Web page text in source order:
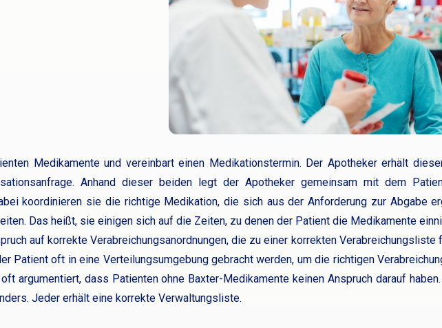
Medikamente und vereinbart einen Medikationstermin. Der Apotheker erhält
Anhand dieser beiden legt der Apotheker gemeinsam mit dem
koordinieren sie die richtige Medikation, die sich aus der Anforderung zur Abgabe
Das heißt, sie einigen sich auf die Zeiten, zu denen der Patient die Medikamente
auf korrekte Verabreichungsanordnungen, die zu einer korrekten Verabreichungsliste
Patient oft in eine Verteilungsumgebung gebracht werden, um die richtigen
argumentiert, dass Patienten ohne Baxter-Medikamente keinen Anspruch darauf
Jeder erhält eine korrekte Verwaltungsliste.